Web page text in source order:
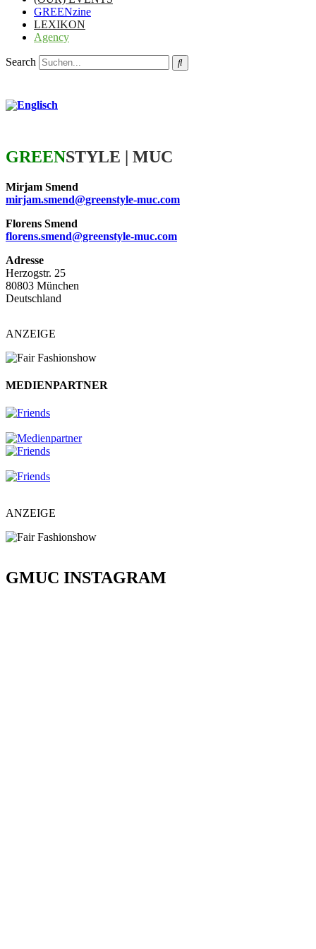
GREENzine
LEXIKON
Agency
Search
GREENSTYLE | MUC
Mirjam Smend
mirjam.smend@greenstyle-muc.com
Florens Smend
florens.smend@greenstyle-muc.com
Adresse
Herzogstr. 25
80803 München
Deutschland
ANZEIGE
MEDIENPARTNER
ANZEIGE
GMUC INSTAGRAM